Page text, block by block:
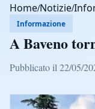
Home/Notizie/
Informazione
A Baveno
Pubblicato il 22/05/